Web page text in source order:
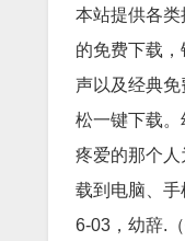
本站提供各
的免费下载
声以及经典
松一键下载
疼爱的那个
载到电脑、
6-03，幼辞.